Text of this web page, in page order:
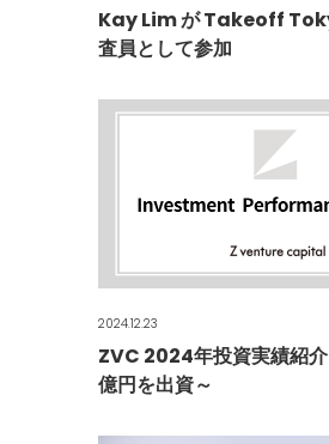
Kay Lim が Takeoff
査員として参加
2024.12.23
ZVC 2024年投資実績紹
億円を出資～